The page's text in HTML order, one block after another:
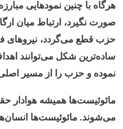
هرگاه با چنین نمودهایی
صورت نگیرد، ارتباط میان
حزب قطع می‌گردد،
ساده‌ترین شکل می‌توانند
نموده و حزب را از مسیر
مائوئیست‌ها همیشه هوادار
می‌شوند. مائوئیست‌ها